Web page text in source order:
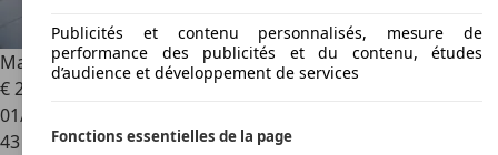
Mazda 3Hatchback 2.0i e-Skyactiv-G Skydrive
€ 20 950
01/2020
43 774 km
Publicités et contenu personnalisés, mesure de
performance des publicités et du contenu, études
d’audience et développement de services
Fonctions essentielles de la page